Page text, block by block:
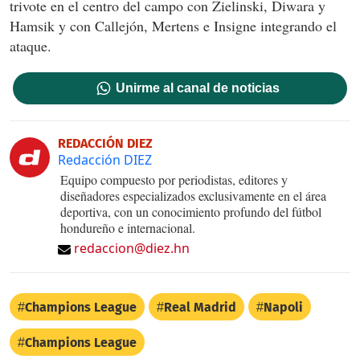
trivote en el centro del campo con Zielinski, Diwara y
Hamsik y con Callejón, Mertens e Insigne integrando el
ataque.
Unirme al canal de noticias
REDACCIÓN DIEZ
Redacción DIEZ
Equipo compuesto por periodistas, editores y
diseñadores especializados exclusivamente en el área
deportiva, con un conocimiento profundo del fútbol
hondureño e internacional.
redaccion@diez.hn
Champions League Real Madrid Napoli
Champions League